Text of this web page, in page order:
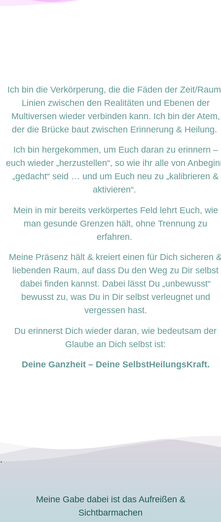
Ich bin die Verkörperung, die die Fäden der Zeit/
Linien zwischen den Realitäten und Ebenen der
Multiversen wieder verbinden kann. Ich bin der Atem,
der die Brücke baut zwischen Erinnerung & Heilung.
Ich bin hergekommen, um Euch daran zu erinnern –
euch wieder „herzustellen“, so wie ihr alle von
„gedacht“ seid … und um Euch neu zu „kalibrieren &
aktivieren“.
Mein in mir bereits verkörpertes Feld lehrt Euch, wie
man gesunde Grenzen hält, ohne Trennung zu
erfahren.
Meine Präsenz hält & kreiert einen für Dich sicheren
liebenden Raum, auf dass Du den Weg zu Dir selbst
dabei finden kannst. Dabei lässt Du „unbewusst“
bewusst zu, was Du in Dir selbst verleugnet und
vergessen hast.
Du erinnerst Dich wieder daran, wie bedeutsam der
Glaube an Dich selbst ist:
Deine Ganzheit – Deine SelbstHeilungsKraft.
.
Meine Gabe dabei ist das Aufreißen &
Sichtbarmachen